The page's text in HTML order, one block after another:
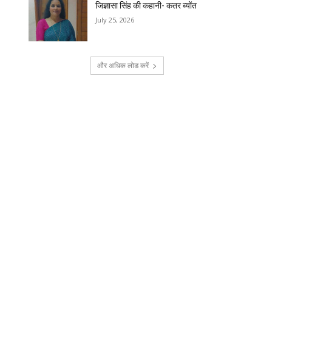
जिज्ञासा सिंह की कहानी- कतर ब्योंत
July 25, 2026
और अधिक लोड करें